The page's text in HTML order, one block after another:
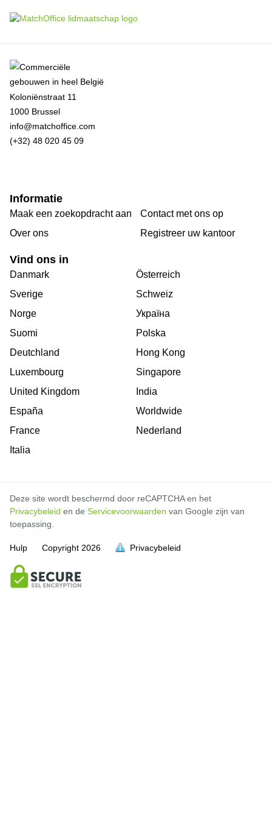
Koloniënstraat 11
1000 Brussel
info@matchoffice.com
(+32) 48 020 45 09
Informatie
Maak een zoekopdracht aan
Over ons
Contact met ons op
Registreer uw kantoor
Vind ons in
Danmark
Sverige
Norge
Suomi
Deutchland
Luxembourg
United Kingdom
España
France
Italia
Österreich
Schweiz
Україна
Polska
Hong Kong
Singapore
India
Worldwide
Nederland
Deze site wordt beschermd door reCAPTCHA en het
Privacybeleid en de Servicevoorwaarden van Google zijn van
toepassing.
Hulp Copyright 2026 Privacybeleid